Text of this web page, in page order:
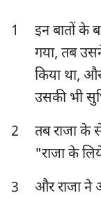
एस्तेर
भजन संहिता
सभोपदेशक
यशायाह
विलापगीत
दानिय्येल
1
इन बातों के
गया, तब
किया था,
उसकी भी
2
तब राजा
"राजा के
3
और राजा ने